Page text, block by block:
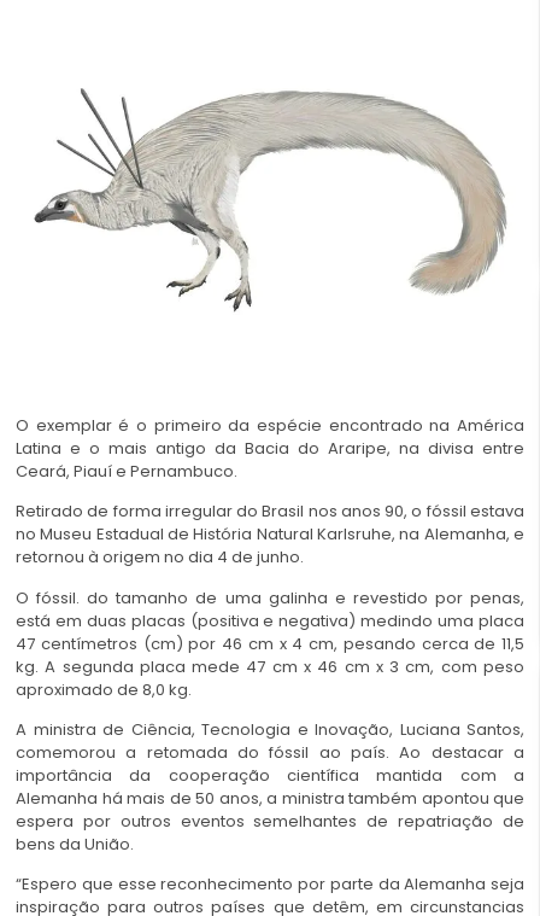
O exemplar é o primeiro da espécie encontrado na América
Latina e o mais antigo da Bacia do Araripe, na divisa entre
Ceará, Piauí e Pernambuco.
Retirado de forma irregular do Brasil nos anos 90, o fóssil estava
no Museu Estadual de História Natural Karlsruhe, na Alemanha, e
retornou à origem no dia 4 de junho.
O fóssil. do tamanho de uma galinha e revestido por penas,
está em duas placas (positiva e negativa) medindo uma placa
47 centímetros (cm) por 46 cm x 4 cm, pesando cerca de 11,5
kg. A segunda placa mede 47 cm x 46 cm x 3 cm, com peso
aproximado de 8,0 kg.
A ministra de Ciência, Tecnologia e Inovação, Luciana Santos,
comemorou a retomada do fóssil ao país. Ao destacar a
importância da cooperação científica mantida com a
Alemanha há mais de 50 anos, a ministra também apontou que
espera por outros eventos semelhantes de repatriação de
bens da União.
“Espero que esse reconhecimento por parte da Alemanha seja
inspiração para outros países que detêm, em circunstancias